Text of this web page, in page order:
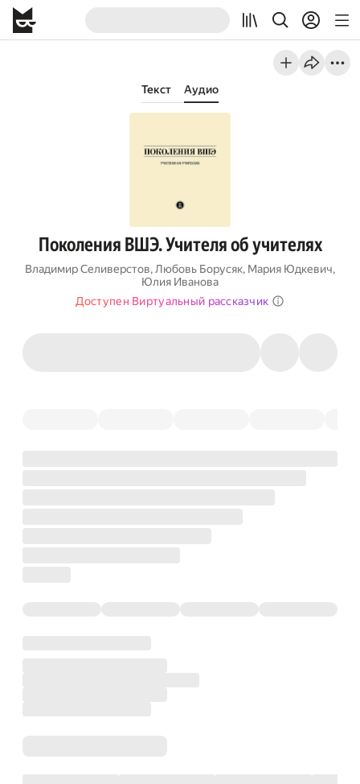
Текст Аудио
Поколения ВШЭ. Учителя об учителях
Владимир Селиверстов,Любовь Борусяк, Мария Юдкевич,
Юлия Иванова
Доступен Виртуальный рассказчик